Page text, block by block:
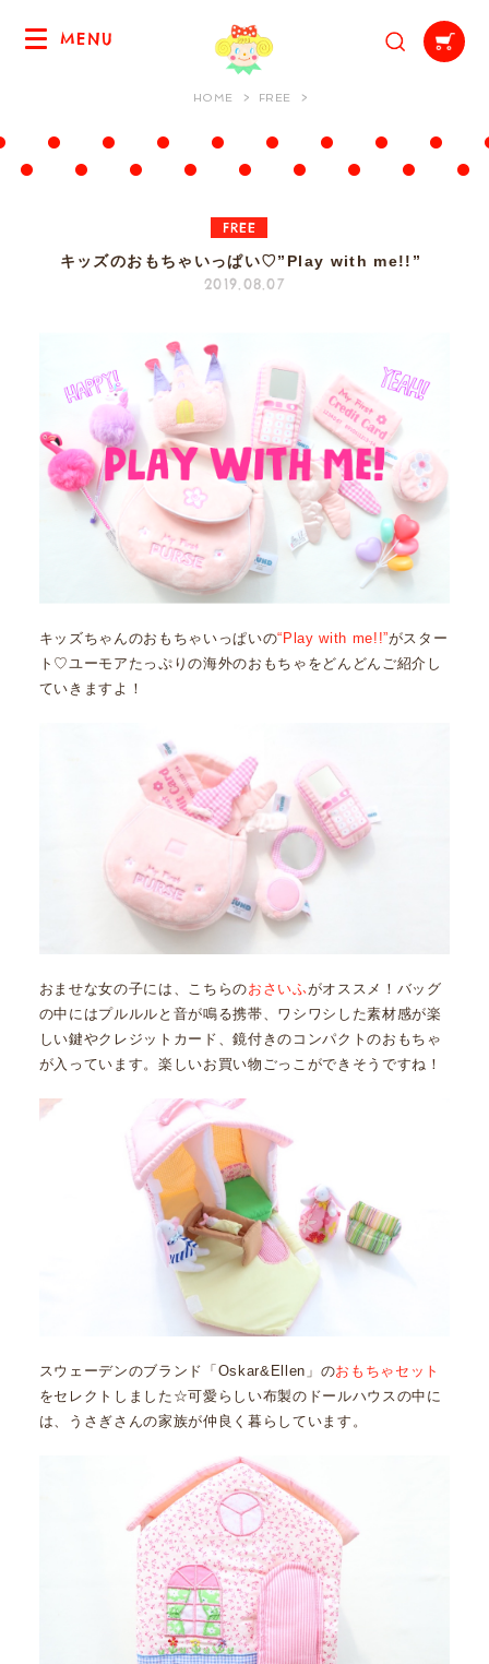
MENU
HOME FREE
FREE
キッズのおもちゃいっぱい♡”Play with me!!”
2019.08.07
キッズちゃんのおもちゃいっぱいの“Play with me!!”がスター
ト♡ユーモアたっぷりの海外のおもちゃをどんどんご紹介し
ていきますよ！
おませな女の子には、こちらのおさいふがオススメ！バッグ
の中にはプルルルと音が鳴る携帯、ワシワシした素材感が楽
しい鍵やクレジットカード、鏡付きのコンパクトのおもちゃ
が入っています。楽しいお買い物ごっこができそうですね！
スウェーデンのブランド「Oskar&Ellen」のおもちゃセット
をセレクトしました☆可愛らしい布製のドールハウスの中に
は、うさぎさんの家族が仲良く暮らしています。